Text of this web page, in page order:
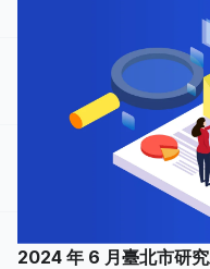
2024 年 6 月臺北市研究